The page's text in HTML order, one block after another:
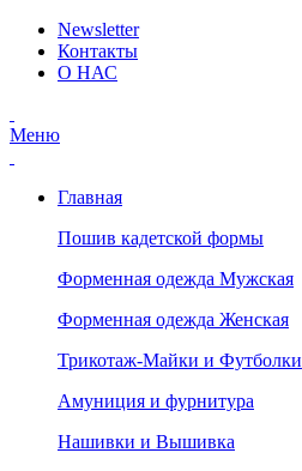
Newsletter
Контакты
О НАС
Меню
Главная
Пошив кадетской формы
Форменная одежда Мужская
Форменная одежда Женская
Трикотаж-Майки и Футболки
Амуниция и фурнитура
Нашивки и Вышивка